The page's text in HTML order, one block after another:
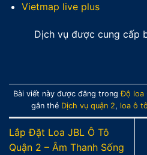
Vietmap live plus
Dịch vụ được cung cấp
Bài viết này được đăng trongĐộ loa
gắn thẻ Dịch vụ quận 2, loa ô tô
Lắp Đặt Loa JBL Ô Tô
Quận 2 – Âm Thanh Sống